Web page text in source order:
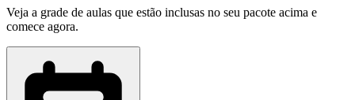
Veja a grade de aulas que estão inclusas no seu pacote acima e
comece agora.